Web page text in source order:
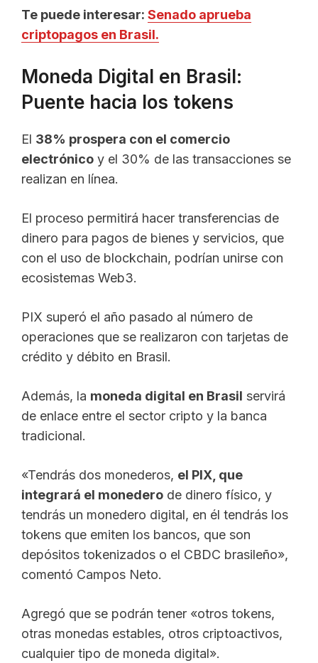
Te puede interesar: Senado aprueba
criptopagos en Brasil.
Moneda Digital en Brasil:
Puente hacia los tokens
El 38% prospera con el comercio
electrónico y el 30% de las transacciones se
realizan en línea.
El proceso permitirá hacer transferencias de
dinero para pagos de bienes y servicios, que
con el uso de blockchain, podrían unirse con
ecosistemas Web3.
PIX superó el año pasado al número de
operaciones que se realizaron con tarjetas de
crédito y débito en Brasil.
Además, la moneda digital en Brasil servirá
de enlace entre el sector cripto y la banca
tradicional.
«Tendrás dos monederos, el PIX, que
integrará el monedero de dinero físico, y
tendrás un monedero digital, en él tendrás los
tokens que emiten los bancos, que son
depósitos tokenizados o el CBDC brasileño»,
comentó Campos Neto.
Agregó que se podrán tener «otros tokens,
otras monedas estables, otros criptoactivos,
cualquier tipo de moneda digital».